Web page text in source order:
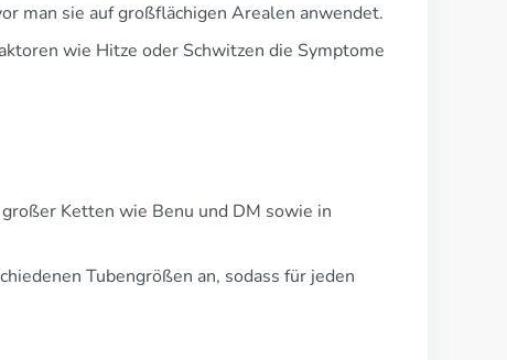
man sie auf großflächigen Arealen anwendet.
wie Hitze oder Schwitzen die Symptome
Ketten wie Benu und DM sowie in
Tubengrößen an, sodass für jeden